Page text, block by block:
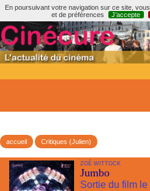
En poursuivant votre navigation sur ce site,
et de préférences
J’accepte
accueil Critiques (Julien)
ZOÉ WITTOCK
Jumbo
Sortie du film